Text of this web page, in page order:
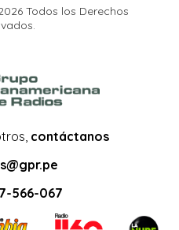
Todos los Derechos
contáctanos
566-067